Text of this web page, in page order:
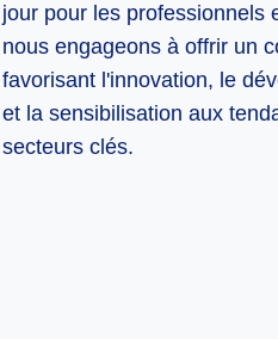
jour pour les professionnels
nous engageons à offrir un
favorisant l'innovation, le
et la sensibilisation aux
secteurs clés.